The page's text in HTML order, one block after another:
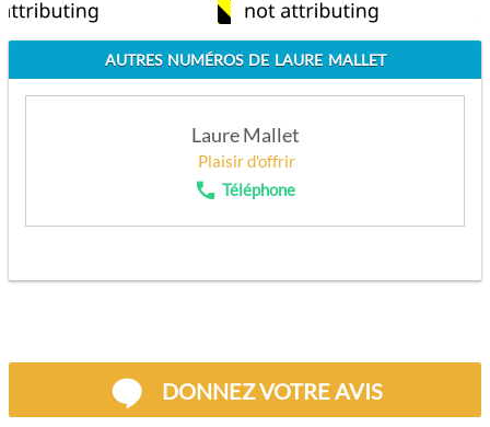
AUTRES NUMÉROS DE LAURE MALLET
Laure Mallet
Plaisir d'offrir
Téléphone
APPELEZ
DONNEZ VOTRE AVIS